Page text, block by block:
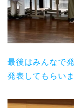
最後はみんなで
発表してもらいま